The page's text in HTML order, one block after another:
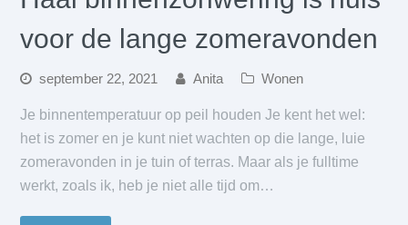
voor de lange zomeravonden
september 22, 2021 Anita Wonen
Je binnentemperatuur op peil houden Je kent het wel:
het is zomer en je kunt niet wachten op die lange, luie
zomeravonden in je tuin of terras. Maar als je fulltime
werkt, zoals ik, heb je niet alle tijd om…